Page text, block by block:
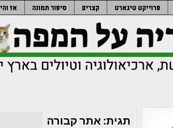
פרוייקט טיגארט קצרים סיפור תמונה אז
תגית:אתר קבורה